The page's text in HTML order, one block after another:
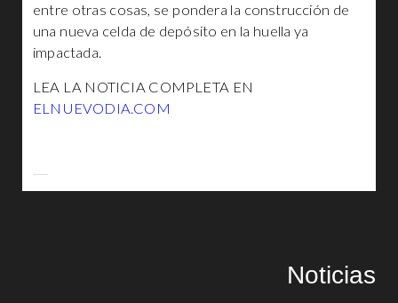
entre otras cosas, se pondera la construcción de
una nueva celda de depósito en la huella ya
impactada.
LEA LA NOTICIA COMPLETA EN
ELNUEVODIA.COM
Noticias